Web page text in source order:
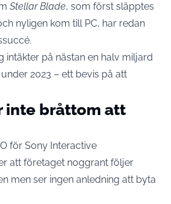
Stellar Blade, som först släpptes
nyligen kom till PC, har redan
intäkter på nästan en halv miljard
2023 – ett bevis på att
inte bråttom att
för Sony Interactive
att företaget noggrant följer
men ser ingen anledning att byta